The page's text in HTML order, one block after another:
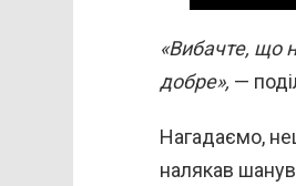
«Вибачте, що
добре», —
Нагадаємо,
налякав